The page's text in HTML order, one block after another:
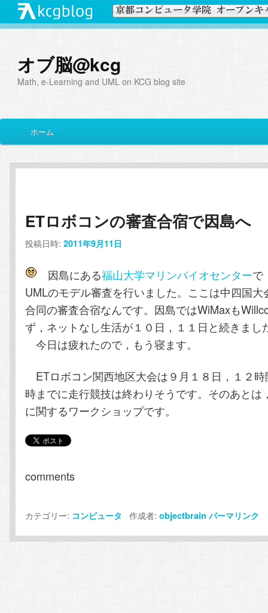
オブ脳@kcg
Math, e-Learning and UML on KCG blog site
イ
メ
イ
コ
ン
ン
ツ
移
サ
ブ
ン
テ
ツ
へ
動
ホーム
ETロボコンの審査合宿で因島へ
投稿日時:2011年9月11日
因島にある福山大学マリンバイオセンターで
UMLのモデル審査を行いました。ここは中四国大
合同の審査合宿なんです。因島ではWiMaxも
ず，ネットなし生活が１０日，１１日と続きまし
今日は疲れたので，もう寝ます。
ETロボコン関西地区大会は９月１８日，１２
時までに走行競技は終わりそうです。そのあとは
に関するワークショップです。
comments
カテゴリー: コンピュータ 作成者:objectbrain パーマリンク